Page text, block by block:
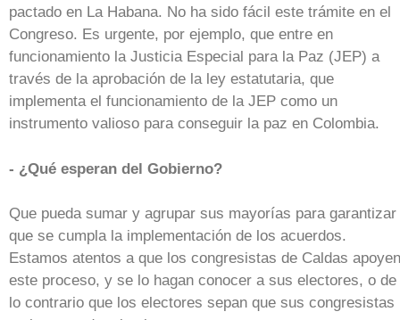
pactado en La Habana. No ha sido fácil este trámite en el
Congreso. Es urgente, por ejemplo, que entre en
funcionamiento la Justicia Especial para la Paz (JEP) a
través de la aprobación de la ley estatutaria, que
implementa el funcionamiento de la JEP como un
instrumento valioso para conseguir la paz en Colombia.
- ¿Qué esperan del Gobierno?
Que pueda sumar y agrupar sus mayorías para garantizar
que se cumpla la implementación de los acuerdos.
Estamos atentos a que los congresistas de Caldas apoyen
este proceso, y se lo hagan conocer a sus electores, o de
lo contrario que los electores sepan que sus congresistas